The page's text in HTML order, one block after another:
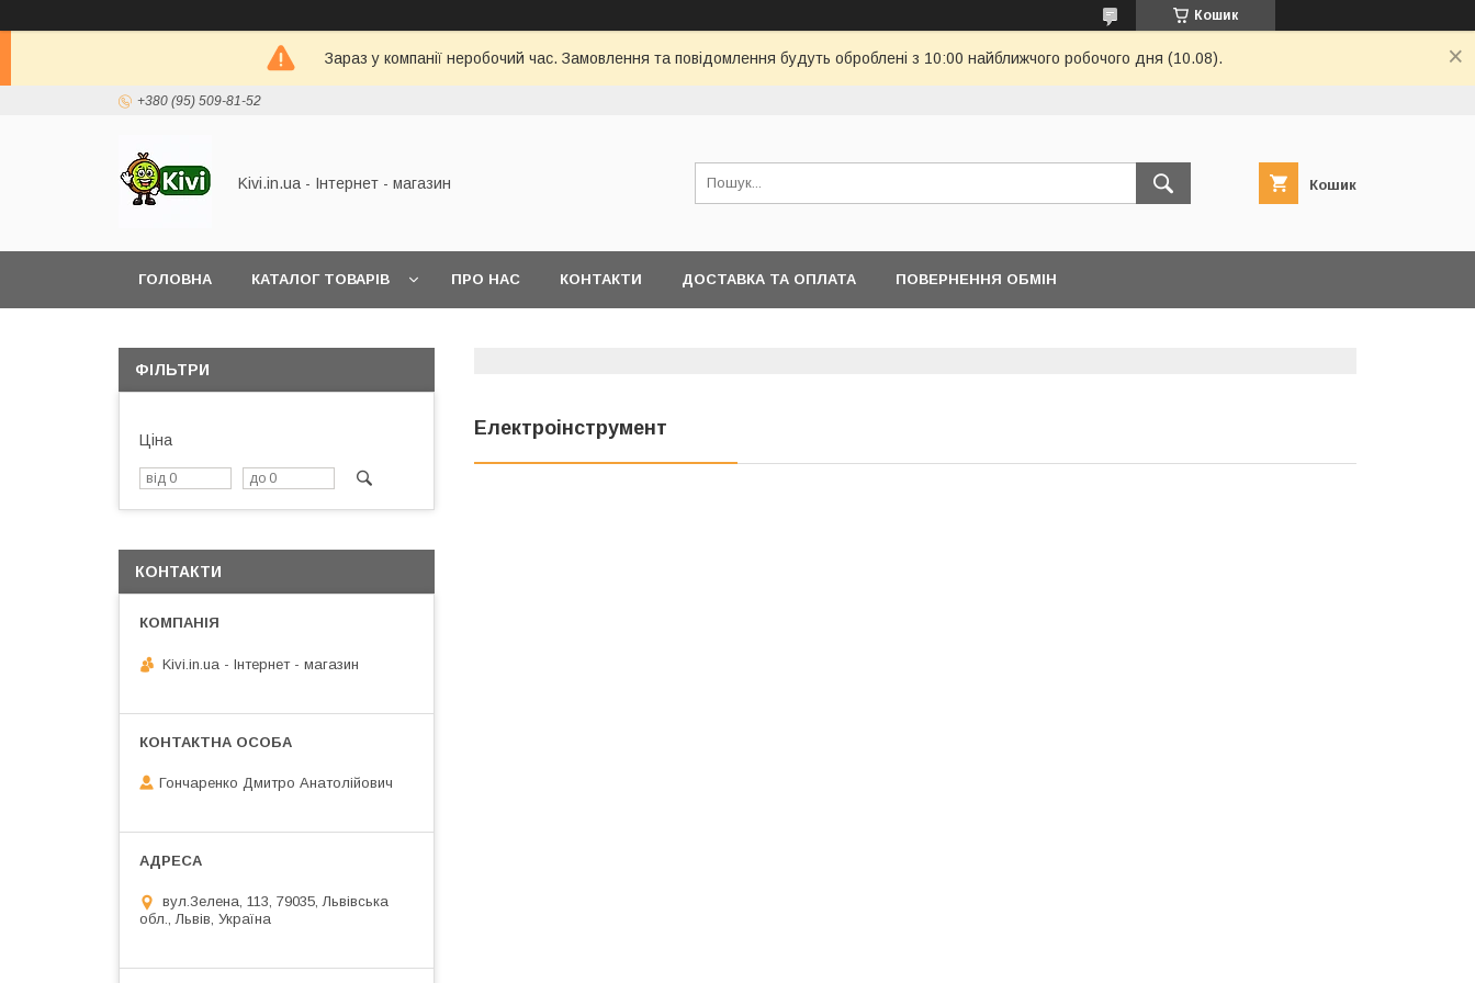
Кошик
Зараз у компанії неробочий час. Замовлення та повідомлення будуть оброблені з 10:00 найближчого робочого дня (10.08).
+380 (95) 509-81-52
Kivi.in.ua - Інтернет - магазин Кошик
ГОЛОВНА КАТАЛОГ ТОВАРІВ ПРО НАС КОНТАКТИ ДОСТАВКА ТА ОПЛАТА ПОВЕРНЕННЯ ОБМІН
Електроінструмент
ФІЛЬТРИ
Ціна
КОНТАКТИ
Kivi.in.ua - Інтернет - магазин
Гончаренко Дмитро Анатолійович
вул.Зелена, 113, 79035, Львівська
обл., Львів, Україна